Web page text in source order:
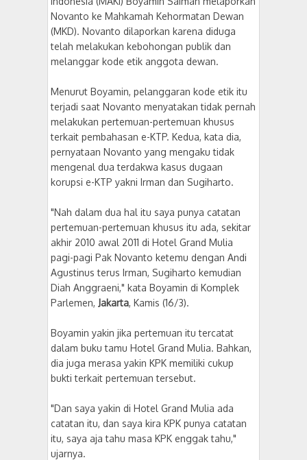
Novanto ke Mahkamah Kehormatan Dewan
(MKD). Novanto dilaporkan karena diduga
telah melakukan kebohongan publik dan
melanggar kode etik anggota dewan.
Menurut Boyamin, pelanggaran kode etik itu
terjadi saat Novanto menyatakan tidak pernah
melakukan pertemuan-pertemuan khusus
terkait pembahasan e-KTP. Kedua, kata dia,
pernyataan Novanto yang mengaku tidak
mengenal dua terdakwa kasus dugaan
korupsi e-KTP yakni Irman dan Sugiharto.
"Nah dalam dua hal itu saya punya catatan
pertemuan-pertemuan khusus itu ada, sekitar
akhir 2010 awal 2011 di Hotel Grand Mulia
pagi-pagi Pak Novanto ketemu dengan Andi
Agustinus terus Irman, Sugiharto kemudian
Diah Anggraeni," kata Boyamin di Komplek
Parlemen, Jakarta, Kamis (16/3).
Boyamin yakin jika pertemuan itu tercatat
dalam buku tamu Hotel Grand Mulia. Bahkan,
dia juga merasa yakin KPK memiliki cukup
bukti terkait pertemuan tersebut.
"Dan saya yakin di Hotel Grand Mulia ada
catatan itu, dan saya kira KPK punya catatan
itu, saya aja tahu masa KPK enggak tahu,"
ujarnya.